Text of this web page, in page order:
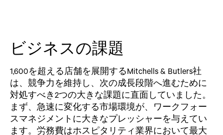
ビジネスの課題
1,600を超える店舗を展開するMitchells & Butlers社
は、競争力を維持し、次の成長段階へ進むために
対処すべき2つの大きな課題に直面していました。
まず、急速に変化する市場環境が、ワークフォー
スマネジメントに大きなプレッシャーを与えてい
ます。労務費はホスピタリティ業界において最大